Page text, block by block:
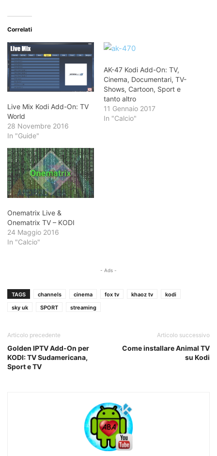
Correlati
Live Mix Kodi Add-On: TV
World
28 Novembre 2016
In "Guide"
AK-47 Kodi Add-On: TV,
Cinema, Documentari, TV-
Shows, Cartoon, Sport e
tanto altro
11 Gennaio 2017
In "Calcio"
Onematrix Live &
Onematrix TV – KODI
24 Maggio 2016
In "Calcio"
- Ads -
TAGS channels cinema fox tv khaoz tv
kodi
sky uk
SPORT streaming
Articolo precedente
Golden IPTV Add-On per
KODI: TV Sudamericana,
Sport e TV
Articolo successivo
Come installare Animal TV
su Kodi